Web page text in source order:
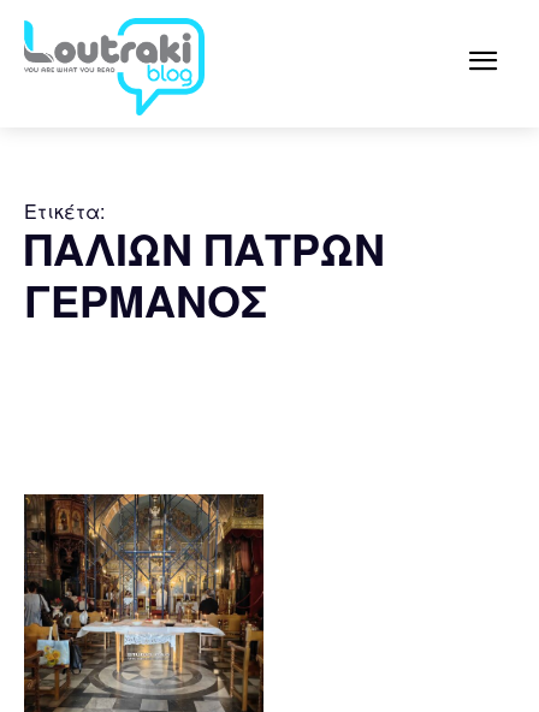
Ετικέτα:
ΠΑΛΙΩΝ ΠΑΤΡΩΝ
ΓΕΡΜΑΝΟΣ